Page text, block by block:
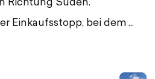
Einkaufsstopp, bei dem